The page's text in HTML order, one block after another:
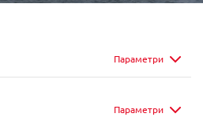
Параметри
Параметри